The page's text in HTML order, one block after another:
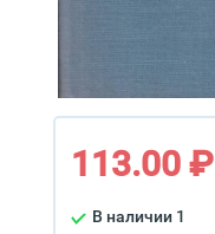
113.00 ₽
В наличии 1